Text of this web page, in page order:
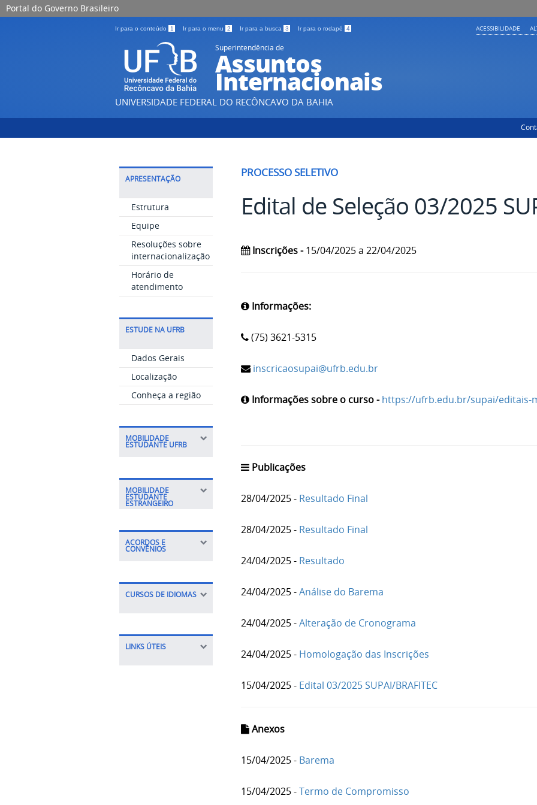
Portal do Governo Brasileiro
Ir para o conteúdo 1 Ir para o menu 2 Ir para a busca 3 Ir para o rodapé 4 ACESSIBILIDADE
Superintendência de
Assuntos
Internacionais
UNIVERSIDADE FEDERAL DO RECÔNCAVO DA BAHIA
APRESENTAÇÃO
Estrutura
Equipe
Resoluções sobre
internacionalização
Horário de
atendimento
ESTUDE NA UFRB
Dados Gerais
Localização
Conheça a região
MOBILIDADE
ESTUDANTE UFRB
MOBILIDADE
ESTUDANTE
ESTRANGEIRO
ACORDOS E
CONVÊNIOS
CURSOS DE IDIOMAS
LINKS ÚTEIS
PROCESSO SELETIVO
Edital de Seleção 03/2025
Inscrições -15/04/2025 a 22/04/2025
Informações:
(75) 3621-5315
inscricaosupai@ufrb.edu.br
Informações sobre o curso - https://ufrb.edu.br/supai/editais-
Publicações
28/04/2025 - Resultado Final
28/04/2025 - Resultado Final
24/04/2025 - Resultado
24/04/2025 -Análise do Barema
24/04/2025 -Alteração de Cronograma
24/04/2025 - Homologação das Inscrições
15/04/2025 - Edital 03/2025 SUPAI/BRAFITEC
Anexos
15/04/2025 - Barema
15/04/2025 -Termo de Compromisso